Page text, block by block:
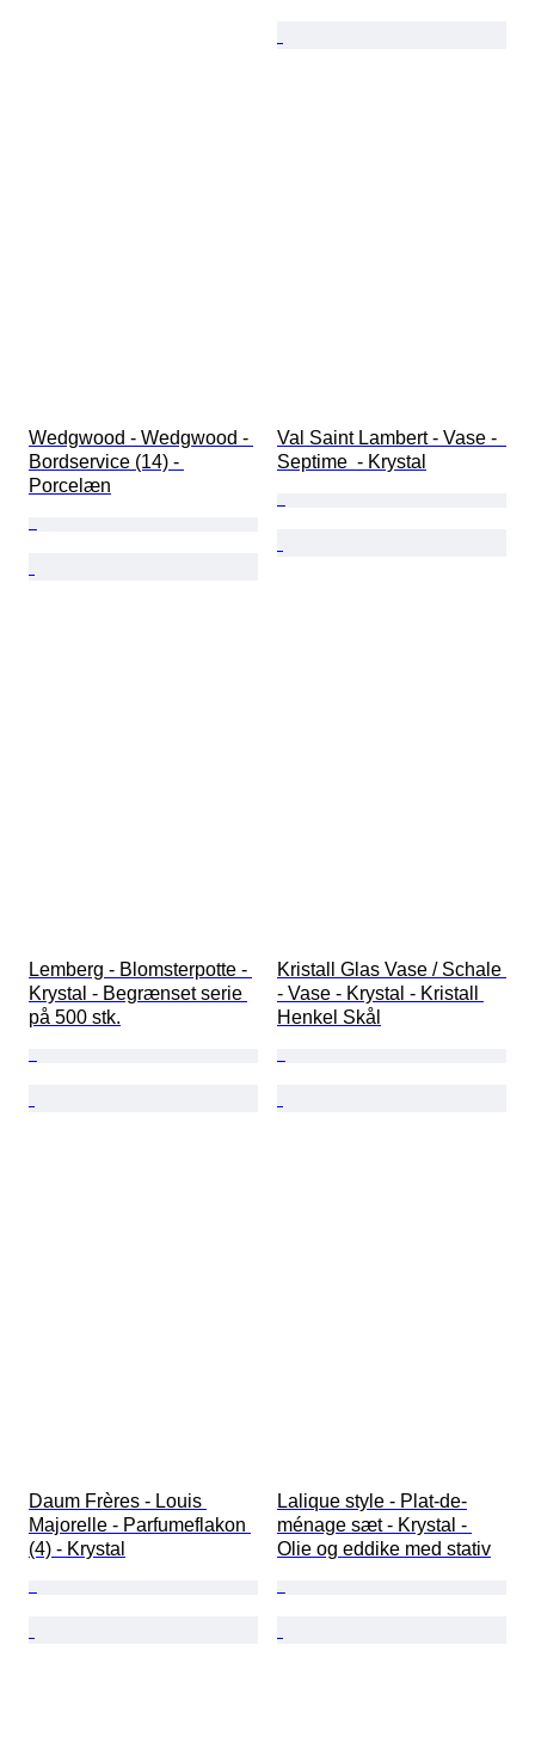
Wedgwood - Wedgwood -
Bordservice (14) -
Porcelæn
Val Saint Lambert - Vase -
Septime  - Krystal
Lemberg - Blomsterpotte -
Krystal - Begrænset serie
på 500 stk.
Kristall Glas Vase / Schale
- Vase - Krystal - Kristall
Henkel Skål
Daum Frères - Louis
Majorelle - Parfumeflakon
(4) - Krystal
Lalique style - Plat-de-
ménage sæt - Krystal -
Olie og eddike med stativ